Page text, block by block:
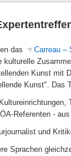
das Carreau –
Kunst mit
Kunst". Das
Referenten -
und
Sprachen